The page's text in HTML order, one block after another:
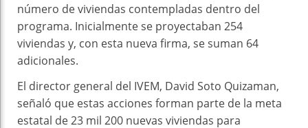
número de viviendas contempladas dentro del
programa. Inicialmente se proyectaban 254
viviendas y, con esta nueva firma, se suman 64
adicionales.
El director general del IVEM, David Soto Quizaman,
señaló que estas acciones forman parte de la meta
estatal de 23 mil 200 nuevas viviendas para